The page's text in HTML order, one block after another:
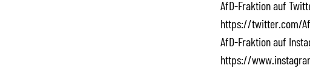
AfD-Fraktion auf
https://twitter.com/
AfD-Fraktion auf
https://